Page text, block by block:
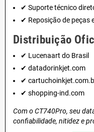
✔ Suporte técnico
✔ Reposição de peças
Distribuição
✔ Lucenaart do Brasil
✔ datadorinkjet.com
✔
✔ shopping-ind.com
Com o CT740Pro, seu
confiabilidade, nitidez e